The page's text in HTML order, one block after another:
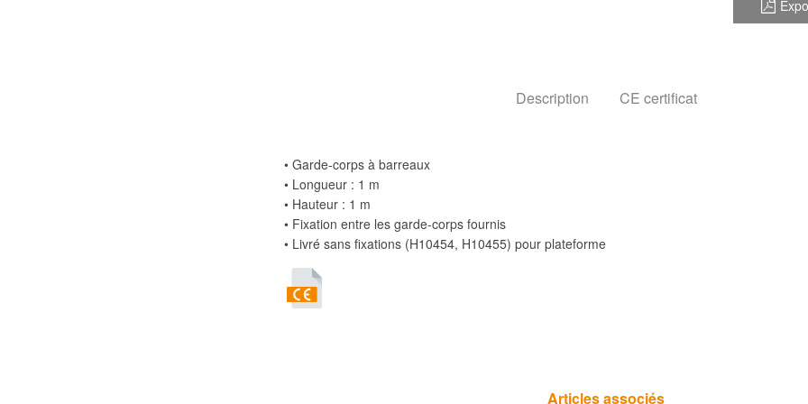
Description CE certificat
• Garde-corps à barreaux
• Longueur : 1 m
• Hauteur : 1 m
• Fixation entre les garde-corps fournis
• Livré sans fixations (H10454, H10455) pour plateforme
Articles associés